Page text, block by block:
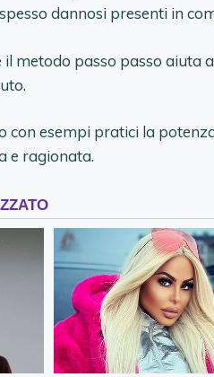
dannosi presenti in
metodo passo passo aiuta
con esempi pratici la
e ragionata.